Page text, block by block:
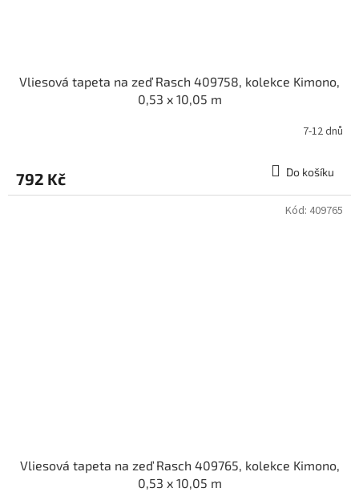
Vliesová tapeta na zeď Rasch 409758, kolekce Kimono,
0,53 x 10,05 m
7-12 dnů
792 Kč Do košíku
Vliesová tapeta na zeď Rasch 409765, kolekce Kimono,
0,53 x 10,05 m
Kód: 409765